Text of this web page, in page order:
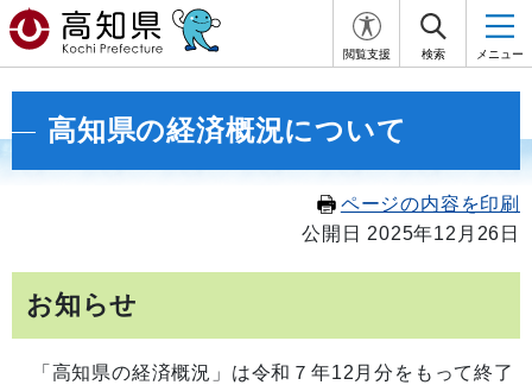
閲覧支援 検索 メニュー
高知県の経済概況について
ページの内容を印刷
公開日 2025年12月26日
お知らせ
「高知県の経済概況」は令和７年12月分をもって終了